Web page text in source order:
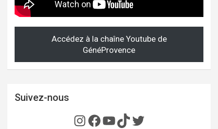
Accédez à la chaîne Youtube de
GénéProvence
Suivez-nous
Instagram
Facebook
YouTube
TikTok
Twitter